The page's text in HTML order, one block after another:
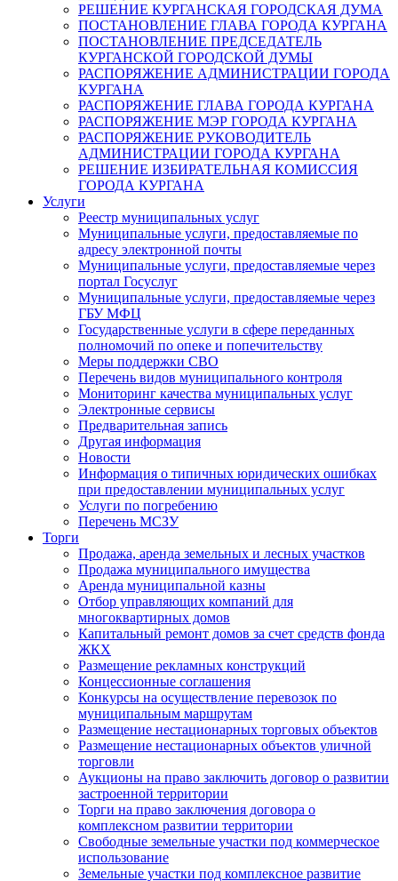
РЕШЕНИЕ КУРГАНСКАЯ ГОРОДСКАЯ ДУМА
ПОСТАНОВЛЕНИЕ ГЛАВА ГОРОДА КУРГАНА
ПОСТАНОВЛЕНИЕ ПРЕДСЕДАТЕЛЬ
КУРГАНСКОЙ ГОРОДСКОЙ ДУМЫ
РАСПОРЯЖЕНИЕ АДМИНИСТРАЦИИ ГОРОДА
КУРГАНА
РАСПОРЯЖЕНИЕ ГЛАВА ГОРОДА КУРГАНА
РАСПОРЯЖЕНИЕ МЭР ГОРОДА КУРГАНА
РАСПОРЯЖЕНИЕ РУКОВОДИТЕЛЬ
АДМИНИСТРАЦИИ ГОРОДА КУРГАНА
РЕШЕНИЕ ИЗБИРАТЕЛЬНАЯ КОМИССИЯ
ГОРОДА КУРГАНА
Услуги
Реестр муниципальных услуг
Муниципальные услуги, предоставляемые по
адресу электронной почты
Муниципальные услуги, предоставляемые через
портал Госуслуг
Муниципальные услуги, предоставляемые через
ГБУ МФЦ
Государственные услуги в сфере переданных
полномочий по опеке и попечительству
Меры поддержки СВО
Перечень видов муниципального контроля
Мониторинг качества муниципальных услуг
Электронные сервисы
Предварительная запись
Другая информация
Новости
Информация о типичных юридических ошибках
при предоставлении муниципальных услуг
Услуги по погребению
Перечень МСЗУ
Торги
Продажа, аренда земельных и лесных участков
Продажа муниципального имущества
Аренда муниципальной казны
Отбор управляющих компаний для
многоквартирных домов
Капитальный ремонт домов за счет средств фонда
ЖКХ
Размещение рекламных конструкций
Концессионные соглашения
Конкурсы на осуществление перевозок по
муниципальным маршрутам
Размещение нестационарных торговых объектов
Размещение нестационарных объектов уличной
торговли
Аукционы на право заключить договор о развитии
застроенной территории
Торги на право заключения договора о
комплексном развитии территории
Свободные земельные участки под коммерческое
использование
Земельные участки под комплексное развитие